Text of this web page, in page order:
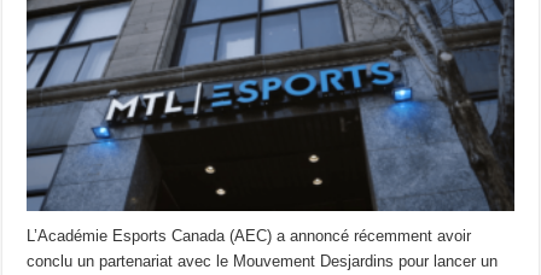
L’Académie Esports Canada (AEC) a annoncé récemment avoir
conclu un partenariat avec le Mouvement Desjardins pour lancer un